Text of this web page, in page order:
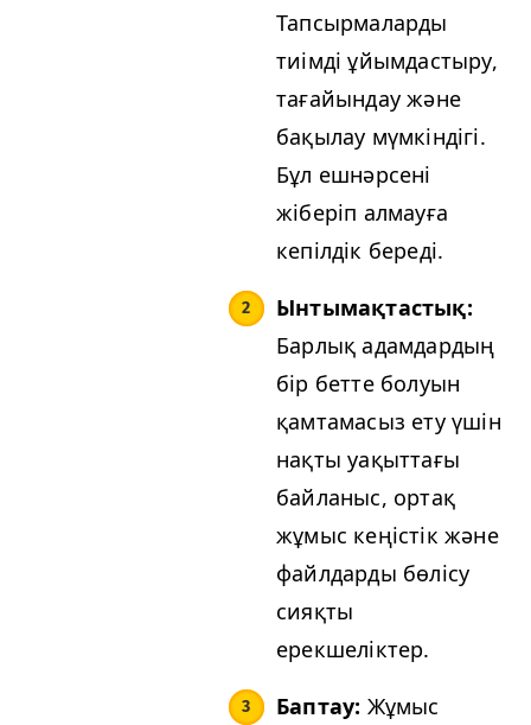
Тапсырмаларды
тиімді ұйымдастыру,
тағайындау және
бақылау мүмкіндігі.
Бұл ешнәрсені
жіберіп алмауға
кепілдік береді.
Ынтымақтастық:
Барлық адамдардың
бір бетте болуын
қамтамасыз ету үшін
нақты уақыттағы
байланыс, ортақ
жұмыс кеңістік және
файлдарды бөлісу
сияқты
ерекшеліктер.
Баптау: Жұмыс